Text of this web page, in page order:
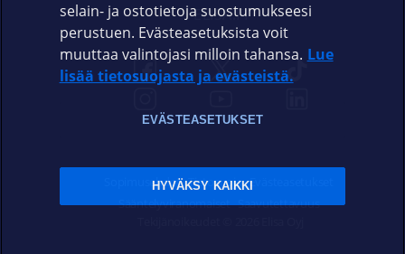
ELISA.FI
Sopimusehdot Tietosuoja Evästeasetukset
Sääntelyviranomaiset Saavutettavuus
selain- ja ostotietoja suostumukseesi
perustuen. Evästeasetuksista voit
muuttaa valintojasi milloin tahansa. Lue
lisää tietosuojasta ja evästeistä.
EVÄSTEASETUKSET
HYVÄKSY KAIKKI